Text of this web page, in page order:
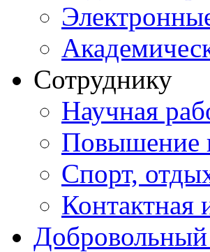
Сотруднику
Научная
Повышение
Спорт,
Добровольный